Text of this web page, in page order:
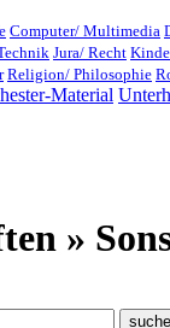
Computer/ Multimedia
Jura/ Recht
Religion/ Philosophie
Material
»